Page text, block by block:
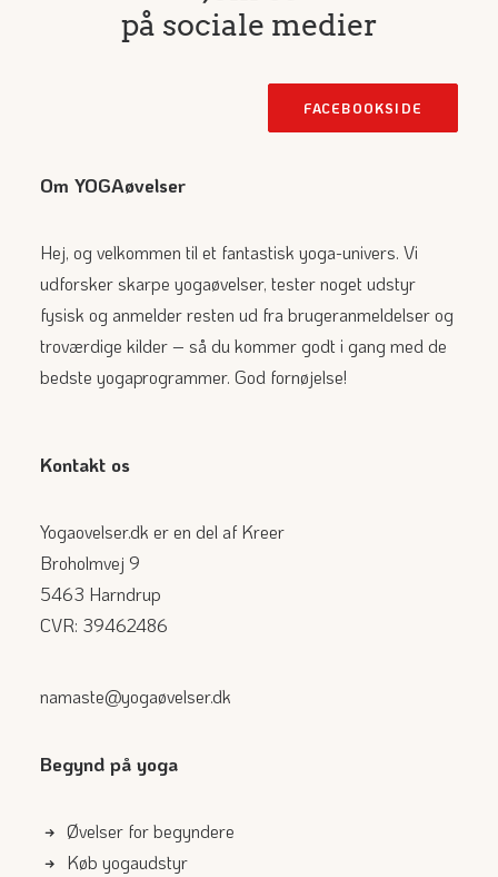
på sociale medier
FACEBOOKSIDE
Om YOGAøvelser
Hej, og velkommen til et fantastisk yoga-univers. Vi
udforsker skarpe yogaøvelser, tester noget udstyr
fysisk og anmelder resten ud fra brugeranmeldelser og
troværdige kilder – så du kommer godt i gang med de
bedste yogaprogrammer. God fornøjelse!
Kontakt os
Yogaovelser.dk er en del af Kreer
Broholmvej 9
5463 Harndrup
CVR: 39462486
namaste@yogaøvelser.dk
Begynd på yoga
Øvelser for begyndere
Køb yogaudstyr